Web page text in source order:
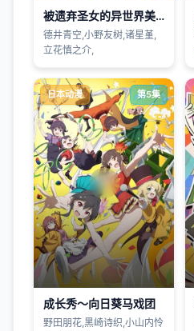
被遗弃圣女的异世界美食之旅用隐藏技能召唤了露营车
德井青空,小野友树,诸星堇,
立花慎之介,
日本动漫 第5集
成长秀～向日葵马戏团
野田朋花,黑崎诗织,小山内怜